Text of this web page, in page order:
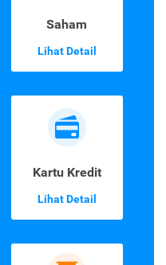
Saham
Lihat Detail
Kartu Kredit
Lihat Detail